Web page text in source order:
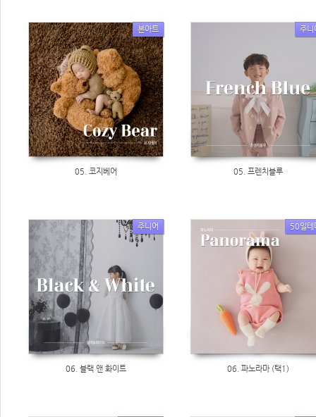
본아트
05. 코지베어
주니
05. 프렌치블루
주니어
06. 블랙 앤 화이트
50일테
06. 파노라마 (택1)